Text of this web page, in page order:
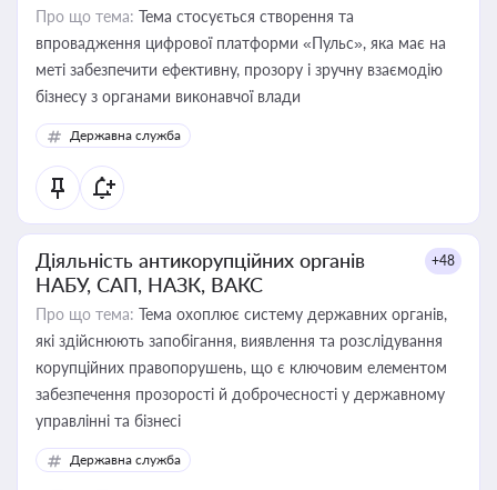
Про що тема: Тема стосується створення та
впровадження цифрової платформи «Пульс», яка має на
меті забезпечити ефективну, прозору і зручну взаємодію
бізнесу з органами виконавчої влади
Державна служба
Діяльність антикорупційних органів
НАБУ, САП, НАЗК, ВАКС
+48
Про що тема: Тема охоплює систему державних органів,
які здійснюють запобігання, виявлення та розслідування
корупційних правопорушень, що є ключовим елементом
забезпечення прозорості й доброчесності у державному
управлінні та бізнесі
Державна служба